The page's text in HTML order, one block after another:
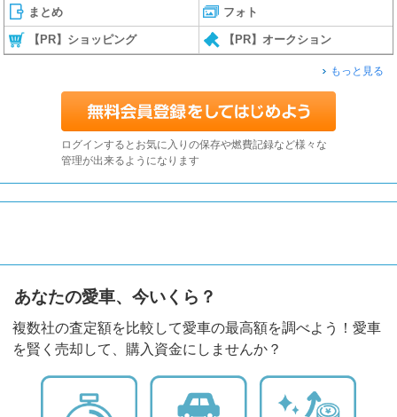
まとめ フォト
【PR】ショッピング 【PR】オークション
もっと見る
ログインするとお気に入りの保存や燃費記録など様々な
管理が出来るようになります
あなたの愛車、今いくら？
複数社の査定額を比較して愛車の最高額を調べよう！愛車
を賢く売却して、購入資金にしませんか？